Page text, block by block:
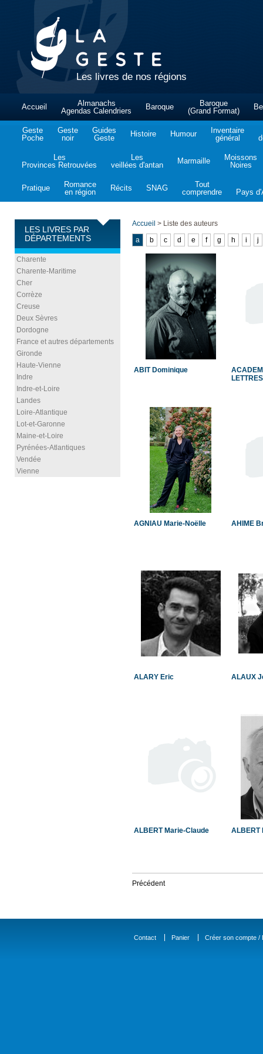
Les livres de nos régions
Accueil
Almanachs
Agendas Calendriers
Baroque
Baroque
(Grand Format)
Geste
Poche
Geste
noir
Guides
Geste
Histoire Humour
Inventaire
général
Les
Provinces Retrouvées
Les
veillées d'antan
Marmaille
Moissons
Noires
Pratique
Romance
en région
Récits SNAG
Tout
comprendre
Pays
LES LIVRES PAR
DÉPARTEMENTS
Charente
Charente-Maritime
Cher
Corrèze
Creuse
Deux Sèvres
Dordogne
France et autres départements
Gironde
Haute-Vienne
Indre
Indre-et-Loire
Landes
Loire-Atlantique
Lot-et-Garonne
Maine-et-Loire
Pyrénées-Atlantiques
Vendée
Vienne
Accueil > Liste des auteurs
a
b c d e f g h i j
ABIT Dominique
AGNIAU Marie-Noëlle AHIME
ALARY Eric ALAUX
ALBERT Marie-Claude ALBERT
Précédent
Contact Panier Créer son compte /